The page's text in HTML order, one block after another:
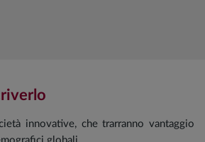
innovative, che trarranno vantaggio